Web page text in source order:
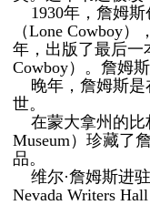
1930年，詹姆斯
（Lone Cowboy
年，出版了最后一
Cowboy）。詹姆
晚年，詹姆斯是
世。
在蒙大拿州的比
Museum）珍藏了
品。
维尔·詹姆斯进
Nevada Writers